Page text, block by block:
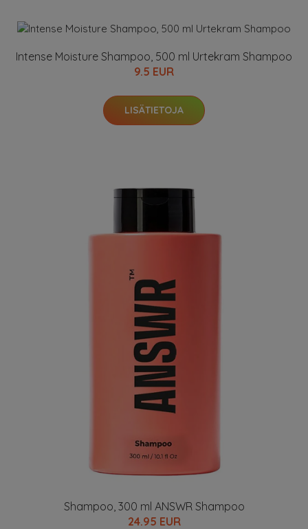
Intense Moisture Shampoo, 500 ml Urtekram Shampoo
9.5 EUR
LISÄTIETOJA
Shampoo, 300 ml ANSWR Shampoo
24.95 EUR